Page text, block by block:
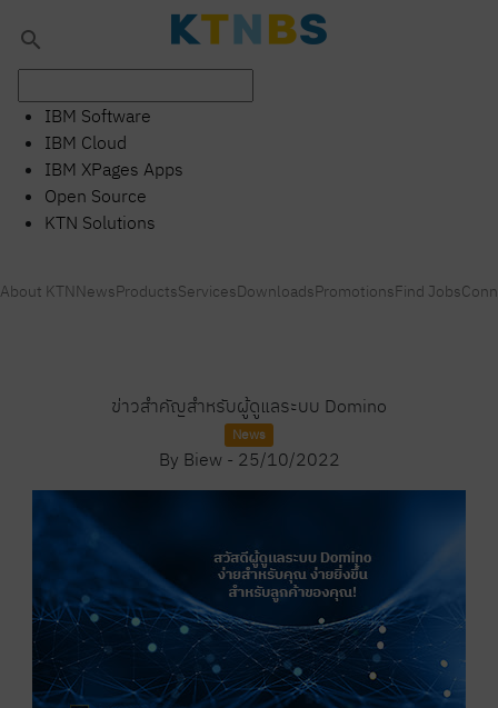
search
IBM Software
IBM Cloud
IBM XPages Apps
Open Source
KTN Solutions
About KTNNewsProductsServicesDownloadsPromotionsFind Jobs
ข่าวสำคัญสำหรับผู้ดูแลระบบ Domino
News
By Biew- 25/10/2022